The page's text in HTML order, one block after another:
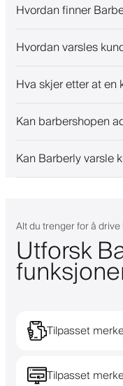
Hvordan finner
Hvordan varsles
Hva skjer etter at
Kan barbershopen
Kan Barberly varsle
Alt du trenger for å
Utforsk
Tilpasset
Tilpasset